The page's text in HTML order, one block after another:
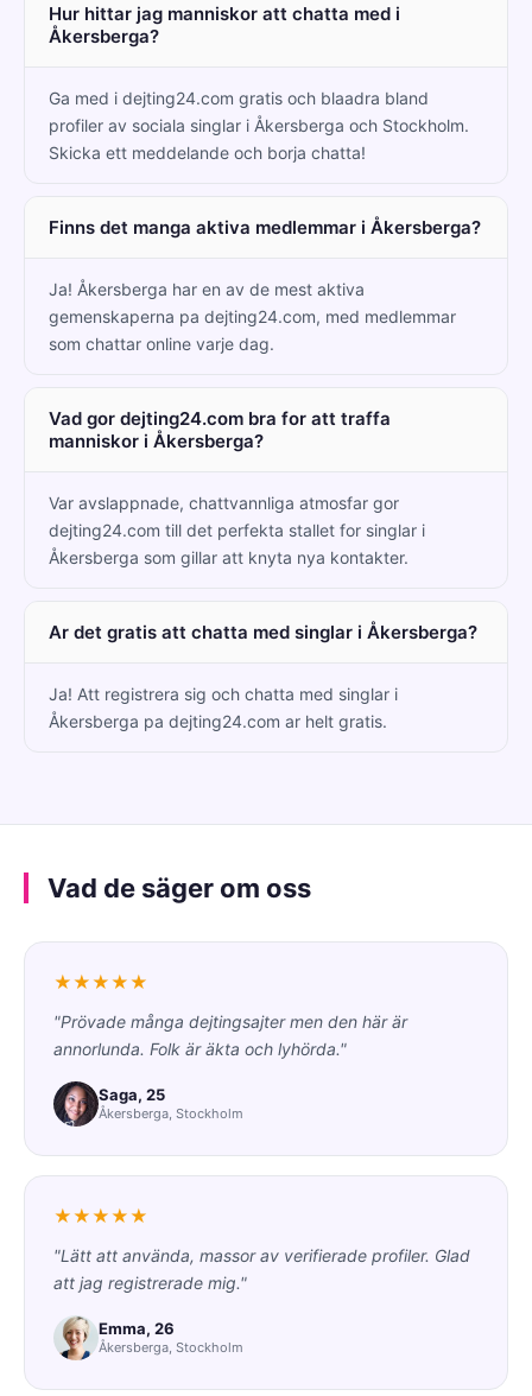
Hur hittar jag manniskor att chatta med i
Åkersberga?
Ga med i dejting24.com gratis och blaadra bland
profiler av sociala singlar i Åkersberga och Stockholm.
Skicka ett meddelande och borja chatta!
Finns det manga aktiva medlemmar i Åkersberga?
Ja! Åkersberga har en av de mest aktiva
gemenskaperna pa dejting24.com, med medlemmar
som chattar online varje dag.
Vad gor dejting24.com bra for att traffa
manniskor i Åkersberga?
Var avslappnade, chattvannliga atmosfar gor
dejting24.com till det perfekta stallet for singlar i
Åkersberga som gillar att knyta nya kontakter.
Ar det gratis att chatta med singlar i Åkersberga?
Ja! Att registrera sig och chatta med singlar i
Åkersberga pa dejting24.com ar helt gratis.
Vad de säger om oss
★★★★★
"Prövade många dejtingsajter men den här är
annorlunda. Folk är äkta och lyhörda."
Saga, 25
Åkersberga, Stockholm
★★★★★
"Lätt att använda, massor av verifierade profiler. Glad
att jag registrerade mig."
Emma, 26
Åkersberga, Stockholm